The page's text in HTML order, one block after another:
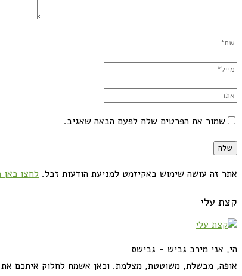
שמור את הפרטים שלח לפעם הבאה שאגיב.
אתר זה עושה שימוש באקיזמט למניעת הודעות זבל. לחצו כאן
קצת עלי
הי, אני מירב גביש - גבישס
אופה, מבשלת, משוטטת, מצלמת. וכאן אשמח לחלוק איתכם